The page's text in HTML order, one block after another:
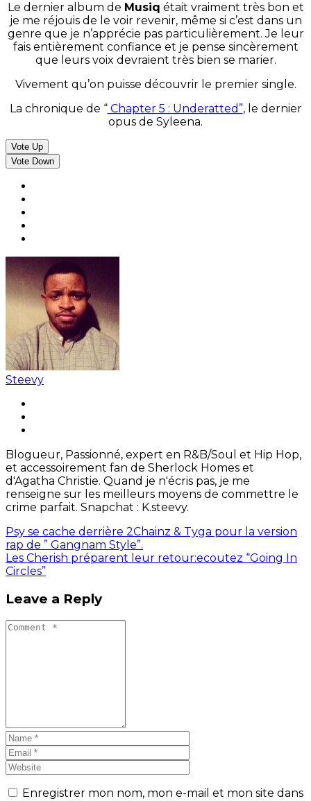
Le dernier album de Musiq était vraiment très bon et
je me réjouis de le voir revenir, même si c’est dans un
genre que je n’apprécie pas particulièrement. Je leur
fais entièrement confiance et je pense sincèrement
que leurs voix devraient très bien se marier.
Vivement qu’on puisse découvrir le premier single.
La chronique de “Chapter 5 : Underatted”, le dernier
opus de Syleena.
Vote Up
Vote Down
Steevy
Blogueur, Passionné, expert en R&B/Soul et Hip Hop,
et accessoirement fan de Sherlock Homes et
d'Agatha Christie. Quand je n'écris pas, je me
renseigne sur les meilleurs moyens de commettre le
crime parfait. Snapchat : K.steevy.
Psy se cache derrière 2Chainz & Tyga pour la version
rap de ” Gangnam Style”.
Les Cherish préparent leur retour:ecoutez “Going In
Circles”
Leave a Reply
Enregistrer mon nom, mon e-mail et mon site dans